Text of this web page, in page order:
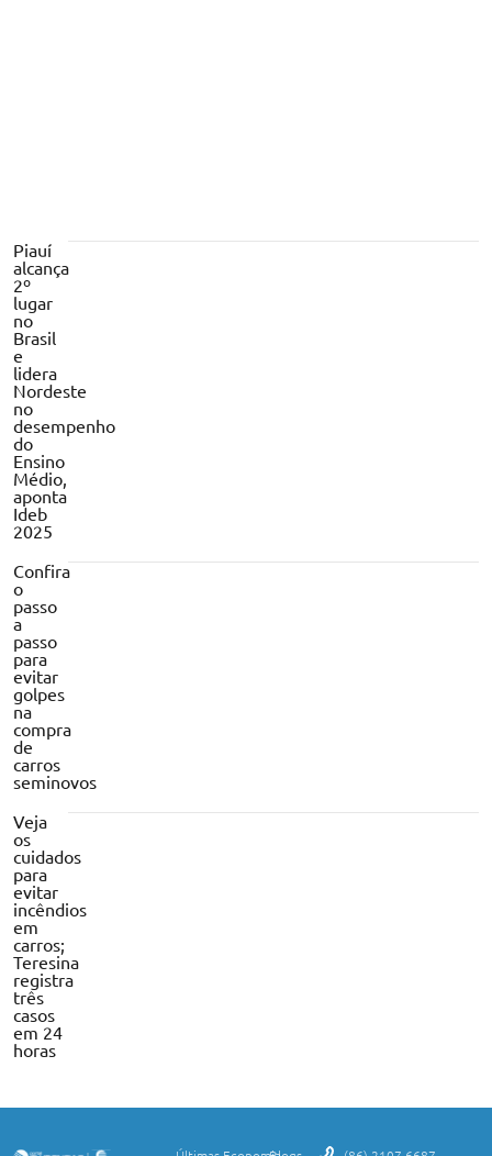
Piauí
alcança
2º
lugar
no
Brasil
e
lidera
Nordeste
no
desempenho
do
Ensino
Médio,
aponta
Ideb
2025
Confira
o
passo
a
passo
para
evitar
golpes
na
compra
de
carros
seminovos
Veja
os
cuidados
para
evitar
incêndios
em
carros;
Teresina
registra
três
casos
em 24
horas